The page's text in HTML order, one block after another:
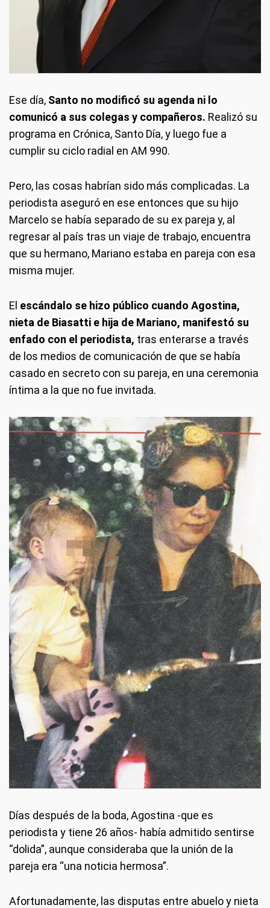
Ese día, Santo no modificó su agenda ni lo
comunicó a sus colegas y compañeros. Realizó su
programa en Crónica, Santo Día, y luego fue a
cumplir su ciclo radial en AM 990.
Pero, las cosas habrían sido más complicadas. La
periodista aseguró en ese entonces que su hijo
Marcelo se había separado de su ex pareja y, al
regresar al país tras un viaje de trabajo, encuentra
que su hermano, Mariano estaba en pareja con esa
misma mujer.
El escándalo se hizo público cuando Agostina,
nieta de Biasatti e hija de Mariano, manifestó su
enfado con el periodista, tras enterarse a través
de los medios de comunicación de que se había
casado en secreto con su pareja, en una ceremonia
íntima a la que no fue invitada.
Días después de la boda, Agostina -que es
periodista y tiene 26 años- había admitido sentirse
“dolida”, aunque consideraba que la unión de la
pareja era “una noticia hermosa”.
Afortunadamente, las disputas entre abuelo y nieta